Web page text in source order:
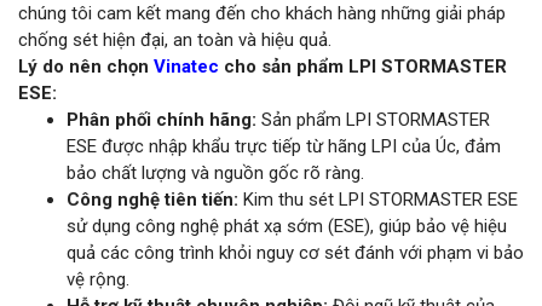
chúng tôi cam kết mang đến cho khách hàng những giải pháp
chống sét hiện đại, an toàn và hiệu quả.
Lý do nên chọn Vinatec cho sản phẩm LPI STORMASTER
ESE:
Phân phối chính hãng: Sản phẩm LPI STORMASTER
ESE được nhập khẩu trực tiếp từ hãng LPI của Úc, đảm
bảo chất lượng và nguồn gốc rõ ràng.
Công nghệ tiên tiến: Kim thu sét LPI STORMASTER ESE
sử dụng công nghệ phát xạ sớm (ESE), giúp bảo vệ hiệu
quả các công trình khỏi nguy cơ sét đánh với phạm vi bảo
vệ rộng.